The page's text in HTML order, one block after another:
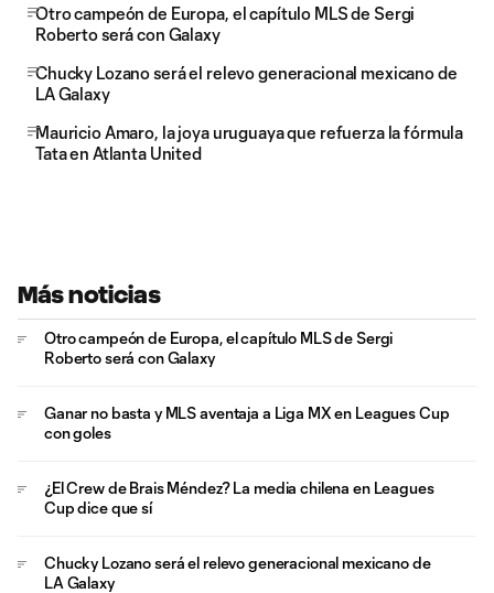
Otro campeón de Europa, el capítulo MLS de Sergi
Roberto será con Galaxy
Chucky Lozano será el relevo generacional mexicano de
LA Galaxy
Mauricio Amaro, la joya uruguaya que refuerza la fórmula
Tata en Atlanta United
Más noticias
Otro campeón de Europa, el capítulo MLS de Sergi
Roberto será con Galaxy
Ganar no basta y MLS aventaja a Liga MX en Leagues Cup
con goles
¿El Crew de Brais Méndez? La media chilena en Leagues
Cup dice que sí
Chucky Lozano será el relevo generacional mexicano de
LA Galaxy